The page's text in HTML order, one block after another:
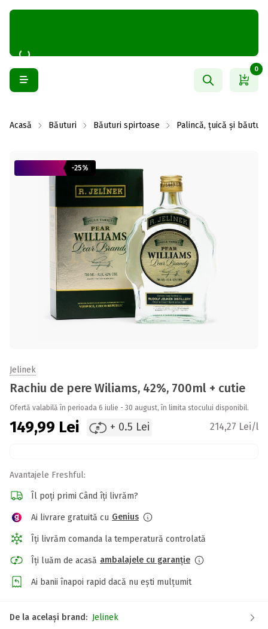
0
Acasă Băuturi Băuturi spirtoase Palincă, țuică și
-25%
Jelinek
Rachiu de pere Wiliams, 42%, 700ml + cutie
Ofertă valabilă în perioada 6 iulie - 30 august, în limita stocului disponibil.
149,99 Lei + 0.5 Lei 214,27 Lei/l
Avantajele Freshful:
Îl poți primi Când îți livrăm?
Ai livrare gratuită cu Genius
Îți livrăm comanda la temperatură controlată
Îți luăm de acasă ambalajele cu garanție
Ai banii înapoi rapid dacă nu ești mulțumit
De la același brand: Jelinek